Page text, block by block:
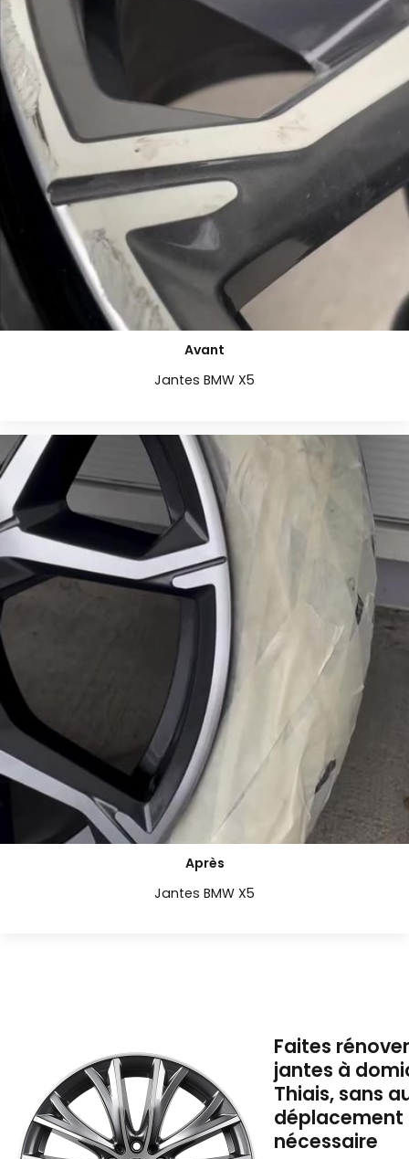
Avant
Jantes BMW X5
Après
Jantes BMW X5
Faites
jantes à
Thiais, sans
déplacement
nécessaire